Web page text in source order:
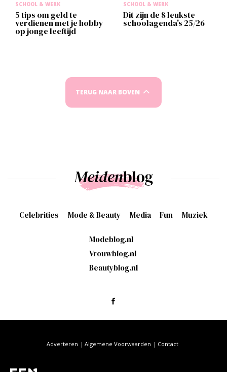
SCHOOL & WERK
5 tips om geld te
verdienen met je hobby
op jonge leeftijd
SCHOOL & WERK
Dit zijn de 8 leukste
schoolagenda's 25/26
TERUG NAAR BOVEN
Celebrities Mode & Beauty Media Fun Muziek
Modeblog.nl
Vrouwblog.nl
Beautyblog.nl
Adverteren Algemene Voorwaarden Contact